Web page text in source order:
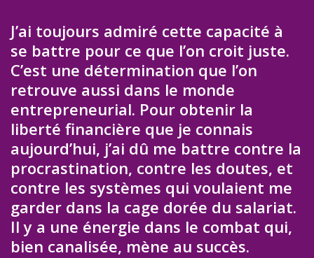
J’ai toujours admiré cette capacité à
se battre pour ce que l’on croit juste.
C’est une détermination que l’on
retrouve aussi dans le monde
entrepreneurial. Pour obtenir la
liberté financière que je connais
aujourd’hui, j’ai dû me battre contre la
procrastination, contre les doutes, et
contre les systèmes qui voulaient me
garder dans la cage dorée du salariat.
Il y a une énergie dans le combat qui,
bien canalisée, mène au succès.